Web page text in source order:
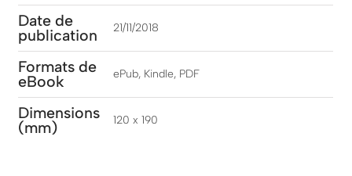
Date de
publication 21/11/2018
Formats de
eBook ePub, Kindle, PDF
Dimensions
(mm) 120 x 190